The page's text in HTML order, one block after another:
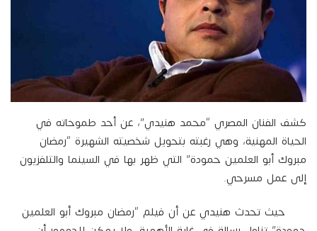
كشف الفنان المصري “محمد هنيدي”، عن أحد طموحاته في
الحياة المهنية، وهي رغبته بتحويل شخصيته الشهيرة “رمضان
مبروك أبو العلمين حمودة” التي ظهر بها في السينما والتلفزيون
إلى عمل مسرحي.
حيث تحدث هنيدي عن أن فيلم “رمضان مبروك أبو العلمين